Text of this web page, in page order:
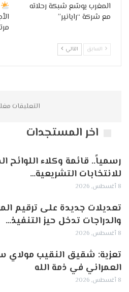
المغرب يوسّع شبكة رحلاته
مع شركة “رايانير”
السابق التالي
التعليقات
اخر المستجدات
رسمياً.. قائمة وكلاء اللوائح
للانتخابات التشريعية…
8 أغسطس, 2026
تعديلات جديدة على ترقيم
والدراجات تدخل حيز التنفيذ…
8 أغسطس, 2026
تعزية: شقيق النقيب مولاي
العمراني في ذمة الله
8 أغسطس, 2026